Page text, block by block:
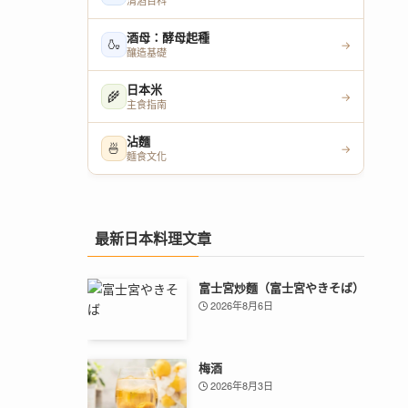
🍶 酒母：酵母起種
釀造基礎
→
🌾 日本米
主食指南
→
🍜 沾麵
麵食文化
→
最新日本料理文章
富士宮炒麵（富士宮やきそば）
2026年8月6日
梅酒
2026年8月3日